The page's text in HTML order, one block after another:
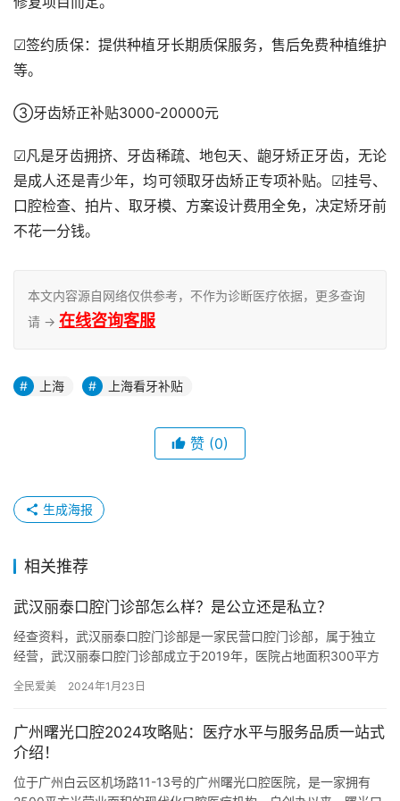
☑签约质保：提供种植牙长期质保服务，售后免费种植维护
等。
③牙齿矫正补贴3000-20000元
☑凡是牙齿拥挤、牙齿稀疏、地包天、龅牙矫正牙齿，无论
是成人还是青少年，均可领取牙齿矫正专项补贴。☑挂号、
口腔检查、拍片、取牙模、方案设计费用全免，决定矫牙前
不花一分钱。
本文内容源自网络仅供参考，不作为诊断医疗依据，更多查询
请 → 在线咨询客服
上海 上海看牙补贴
赞 (0)
生成海报
相关推荐
武汉丽泰口腔门诊部怎么样？是公立还是私立？
经查资料，武汉丽泰口腔门诊部是一家民营口腔门诊部，属于独立
经营，武汉丽泰口腔门诊部成立于2019年，医院占地面积300平方
全民爱美 2024年1月23日
广州曙光口腔2024攻略贴：医疗水平与服务品质一站式
介绍！
位于广州白云区机场路11-13号的广州曙光口腔医院，是一家拥有